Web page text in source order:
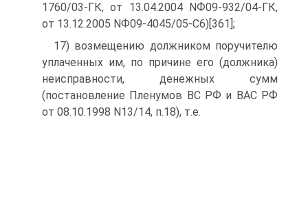
1760/03-ГК, от 13.04.2004 NФ09-932/04-ГК,
от 13.12.2005 NФ09-4045/05-С6)[361];
17) возмещению должником поручителю
уплаченных им, по причине его (должника)
неисправности, денежных сумм
(постановление Пленумов ВС РФ и ВАС РФ
от 08.10.1998 N13/14, п.18), т.е.